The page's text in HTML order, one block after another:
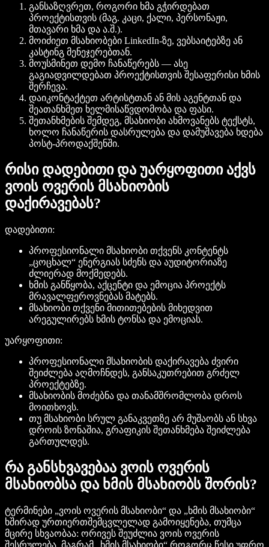
განსაზღვრეთ, როგორი ხმა გჭირდებათ
პროექტისთვის (მაგ. კაცი, ქალი, პერსონაჟი,
მთავარი ხმა და ა.შ.).
მოიძიეთ მსახიობები LinkedIn-ზე, ვებსაიტებზე ან
კასტინგ მენეჯერებთან.
მოუსმინეთ დემო ჩანაწერებს — ასე
გაგიადვილდებათ პროექტისთვის შესაფერისი ხმის
შერჩევა.
დაიკონტაქტეთ არტისტთან ან მის აგენტთან და
შეათანხმეთ ხელმისაწვდომობა და ფასი.
შეთანხმების შემდეგ, მსახიობი ახმოვანებს ტექსტს,
ხოლო ჩანაწერის დასრულება და დამუშავება ხდება
პოსტ-პროდაქშენში.
რისი დადებითი და უარყოფითი აქვს
ვოის ოვერის მსახიობის
დაქირავებას?
დადებითი:
პროფესიონალი მსახიობი თქვენს კონტენტს
„ცოცხალ“ ენერგიას სძენს და აუდიტორიაზე
ძლიერად მოქმედებს.
ხმის განწყობა, აქცენტი და ემოცია პროექტს
მრავალფეროვნებას მატებს.
მსახიობი თქვენი მითითებების მიხედვით
არეგულირებს ხმის ტონსა და ემოციას.
უარყოფითი:
პროფესიონალი მსახიობის დაქირავება ძვირი
შეიძლება აღმოჩნდეს, განსაკუთრებით გრძელ
პროექტებზე.
მსახიობის მოძებნა და თანამშრომლობა დროს
მოითხოვს.
თუ მსახიობი სრულ განაკვეთზე არ მუშაობს ან სხვა
დროის ზონაშია, გრაფიკის შეთანხმება შეიძლება
გართულდეს.
რა განსხვავებაა ვოის ოვერის
მსახიობსა და ხმის მსახიობს შორის?
ტერმინები „ვოის ოვერის მსახიობი“ და „ხმის მსახიობი“
ხშირად ურთიერთშემცვლელად გამოიყენება, თუმცა
მცირე სხვაობაა: ორივეს შეუძლია ვოის ოვერის
შესრულება, მაგრამ „ხმის მსახიობი“ როგორც წესი უფრო